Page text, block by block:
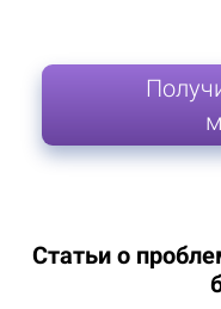
Статьи о